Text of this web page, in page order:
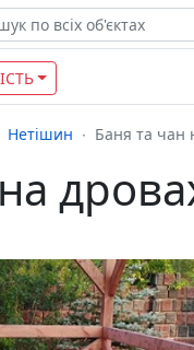
Нетішин Баня та чан